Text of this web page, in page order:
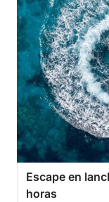
Escape en
horas